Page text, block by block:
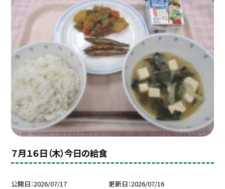
７月１６日（木）今日の給食
公開日 2026/07/17 更新日 2026/07/16